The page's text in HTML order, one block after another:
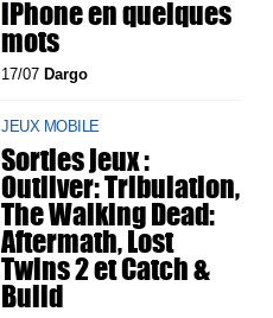
iPhone en quelques
mots
17/07 Dargo
JEUX MOBILE
Sorties jeux :
Outliver: Tribulation,
The Walking Dead:
Aftermath, Lost
Twins 2 et Catch &
Build